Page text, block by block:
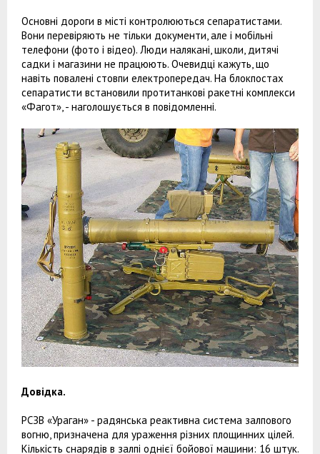
Основні дороги в місті контролюються сепаратистами.
Вони перевіряють не тільки документи, але і мобільні
телефони (фото і відео). Люди налякані, школи, дитячі
садки і магазини не працюють. Очевидці кажуть, що
навіть повалені стовпи електропередач. На блокпостах
сепаратисти встановили протитанкові ракетні комплекси
«Фагот», - наголошується в повідомленні.
Довідка.
РСЗВ «Ураган» - радянська реактивна система залпового
вогню, призначена для ураження різних площинних цілей.
Кількість снарядів в залпі однієї бойової машини: 16 штук.